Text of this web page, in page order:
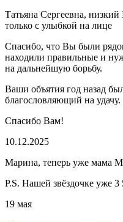
Татьяна Сергеевна,
только с улыбкой на лице
Спасибо, что Вы были
находили правильные и
на дальнейшую борьбу.
Ваши объятия год назад
благословляющий на удачу.
Спасибо Вам!
10.12.2025
Марина, теперь уже мама
P.S. Нашей звёздочке уже 3
19 мая